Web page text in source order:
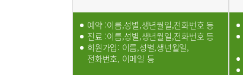
예약 :이름,성별,생년월일,전화번호 등
진료 :이름,성별,생년월일,전화번호 등
회원가입: 이름,성별,생년월일,
전화번호, 이메일 등